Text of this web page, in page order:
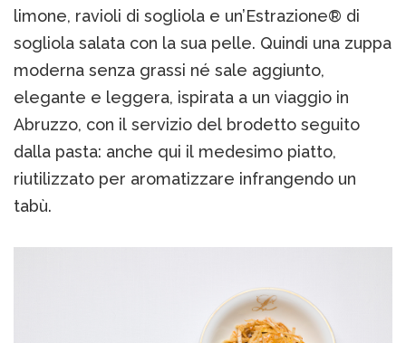
limone, ravioli di sogliola e un’Estrazione® di
sogliola salata con la sua pelle. Quindi una zuppa
moderna senza grassi né sale aggiunto,
elegante e leggera, ispirata a un viaggio in
Abruzzo, con il servizio del brodetto seguito
dalla pasta: anche qui il medesimo piatto,
riutilizzato per aromatizzare infrangendo un
tabù.